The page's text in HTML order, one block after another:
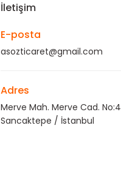
İletişim
E-posta
asozticaret@gmail.com
Adres
Merve Mah. Merve Cad.
Sancaktepe / İstanbul